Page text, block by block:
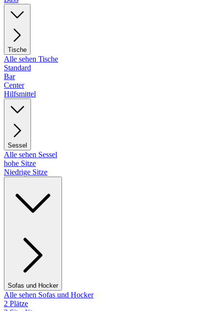
Tische
Alle sehen Tische
Standard
Bar
Center
Hilfsmittel
Sessel
Alle sehen Sessel
hohe Sitze
Niedrige Sitze
Sofas und Hocker
Alle sehen Sofas und Hocker
2 Plätze